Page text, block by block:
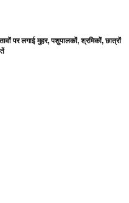
पर लगाई मुहर, पशुपालकों, श्रमिकों, छात्रों